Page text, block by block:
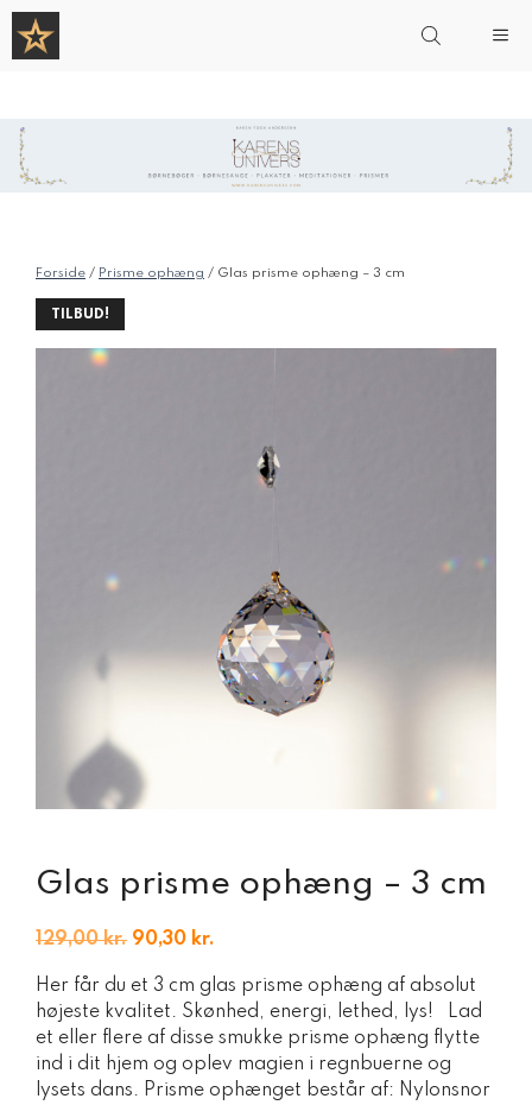
Hop
indhold
Forside / Prisme ophæng / Glas prisme ophæng – 3 cm
TILBUD!
Glas prisme ophæng – 3 cm
129,00kr. Den
pris
var:
129,00 kr..
90,30 kr.
pris
er:
90,30 kr..
Her får du et 3 cm glas prisme ophæng af absolut
højeste kvalitet. Skønhed, energi, lethed, lys! Lad
et eller flere af disse smukke prisme ophæng flytte
ind i dit hjem og oplev magien i regnbuerne og
lysets dans. Prisme ophænget består af: Nylonsnor